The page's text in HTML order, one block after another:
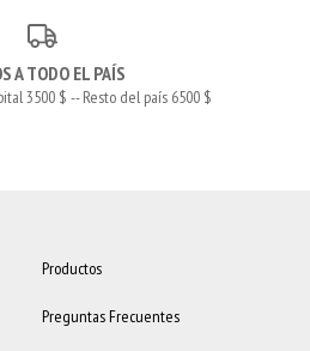
A TODO EL PAÍS
3500 $ -- Resto del país 6500 $
Productos
Preguntas Frecuentes